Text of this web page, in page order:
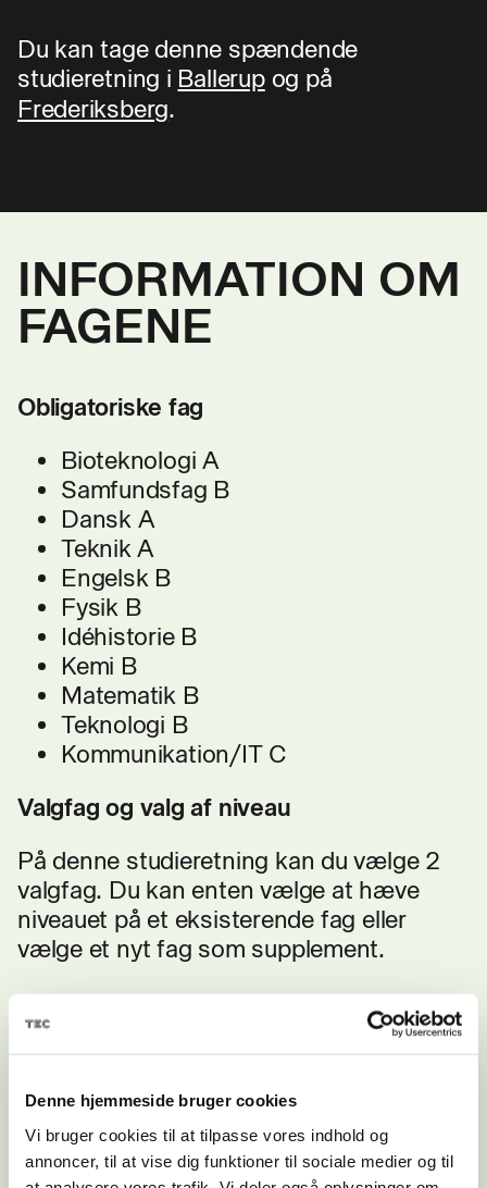
Denne hjemmeside bruger cookies
Vi bruger cookies til at tilpasse vores indhold og
annoncer, til at vise dig funktioner til sociale medier og til
Du kan tage denne spændende
studieretning i Ballerupog på
Frederiksberg.
INFORMATION OM
FAGENE
Obligatoriske fag
Bioteknologi A
Samfundsfag B
Dansk A
Teknik A
Engelsk B
Fysik B
Idéhistorie B
Kemi B
Matematik B
Teknologi B
Kommunikation/IT C
Valgfag og valg af niveau
På denne studieretning kan du vælge 2
valgfag. Du kan enten vælge at hæve
niveauet på et eksisterende fag eller
vælge et nyt fag som supplement.
MULIGHED FOR
EFTERUDDANNEL
SE